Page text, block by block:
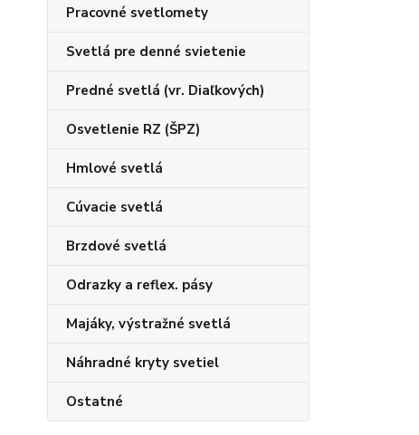
Pracovné svetlomety
Svetlá pre denné svietenie
Predné svetlá (vr. Diaľkových)
Osvetlenie RZ (ŠPZ)
Hmlové svetlá
Cúvacie svetlá
Brzdové svetlá
Odrazky a reflex. pásy
Majáky, výstražné svetlá
Náhradné kryty svetiel
Ostatné